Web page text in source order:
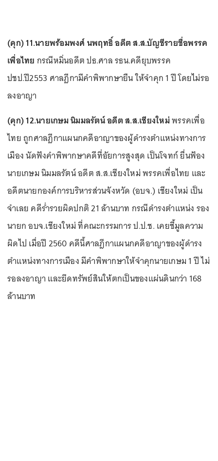
(คุก) 11.นายพร้อมพงศ์ นพฤทธิ์ อดีต ส.ส.บัญชีรายชื่อพรรค
เพื่อไทย กรณีหมิ่นอดีต ปธ.ศาล รธน.คดียุบพรรค
ปชป.ปี2553 ศาลฎีกามีคำพิพากษายืน ให้จำคุก 1 ปี โดยไม่รอ
ลงอาญา
(คุก) 12.นายเกษม นิมมลรัตน์ อดีต ส.ส.เชียงใหม่พรรคเพื่อ
ไทย ถูกศาลฎีกาแผนกคดีอาญาของผู้ดำรงตำแหน่งทางการ
เมือง นัดฟังคำพิพากษาคดีที่อัยการสูงสุด เป็นโจทก์ ยื่นฟ้อง
นายเกษม นิมมลรัตน์ อดีต ส.ส.เชียงใหม่ พรรคเพื่อไทย และ
อดีตนายกองค์การบริหารส่วนจังหวัด (อบจ.) เชียงใหม่ เป็น
จำเลย คดีร่ำรวยผิดปกติ 21 ล้านบาท กรณีดำรงตำแหน่ง รอง
นายก อบจ.เชียงใหม่ ที่คณะกรรมการ ป.ป.ช. เคยชี้มูลความ
ผิดไป เมื่อปี 2560 คดีนี้ศาลฎีกาแผนกคดีอาญาของผู้ดำรง
ตำแหน่งทางการเมือง มีคำพิพากษาให้จำคุกนายเกษม 1 ปี ไม่
รอลงอาญา และยึดทรัพย์สินให้ตกเป็นของแผ่นดินกว่า 168
ล้านบาท